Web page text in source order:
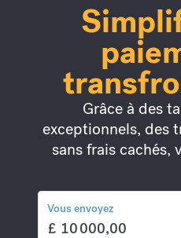
Grâce à des
exceptionnels, des
sans frais cachés,
du temps et de
Vous envoyez
£ 10 000,00